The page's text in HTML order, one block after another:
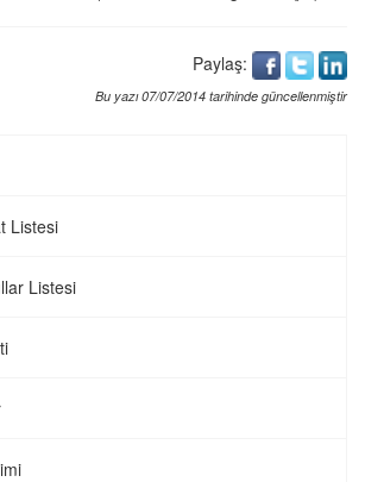
Paylaş:
Bu yazı 07/07/2014 tarihinde güncellenmiştir
Listesi
Listesi